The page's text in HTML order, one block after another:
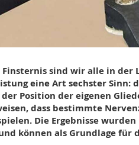
sind wir alle in der
eine Art sechster
Position der eigenen
dass bestimmte
Die Ergebnisse
können als Grundlage für